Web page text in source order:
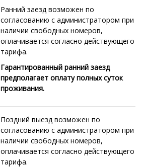
Ранний заезд возможен по
согласованию с администратором при
наличии свободных номеров,
оплачивается согласно действующего
тарифа.
Гарантированный ранний заезд
предполагает оплату полных суток
проживания.
Поздний выезд возможен по
согласованию с администратором при
наличии свободных номеров,
оплачивается согласно действующего
тарифа.